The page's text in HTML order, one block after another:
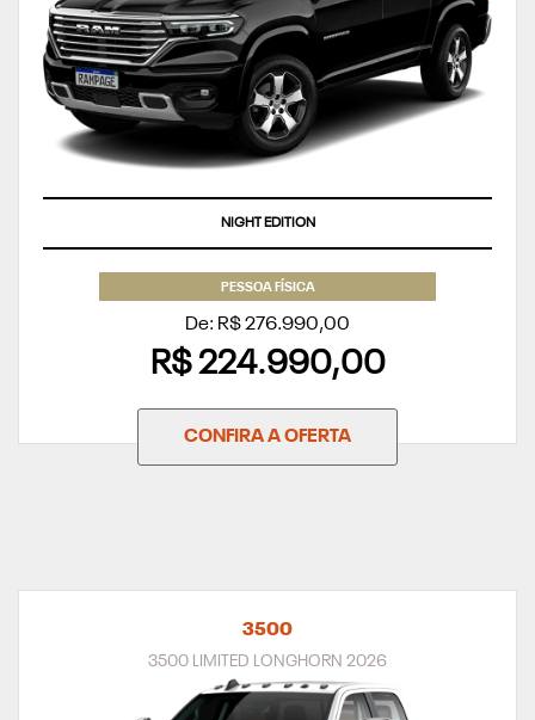
APROVEITE
PESSOA FÍSICA
De: R$ 276.990,00
R$ 224.990,00
CONFIRA A OFERTA
3500
3500 LIMITED LONGHORN 2026